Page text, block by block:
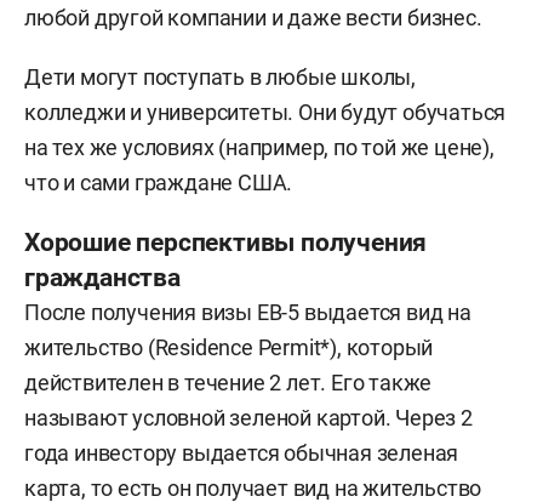
любой другой компании и даже вести бизнес.
Дети могут поступать в любые школы,
колледжи и университеты. Они будут обучаться
на тех же условиях (например, по той же цене),
что и сами граждане США.
Хорошие перспективы получения
гражданства
После получения визы EB-5 выдается вид на
жительство (Residence Permit*), который
действителен в течение 2 лет. Его также
называют условной зеленой картой. Через 2
года инвестору выдается обычная зеленая
карта, то есть он получает вид на жительство